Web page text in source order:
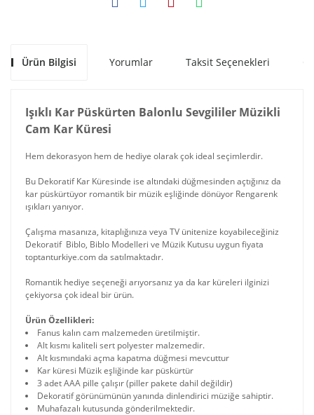
Ürün Bilgisi Yorumlar Taksit Seçenekleri
Işıklı Kar Püskürten Balonlu Sevgililer Müzikli
Cam Kar Küresi
Hem dekorasyon hem de hediye olarak çok ideal seçimlerdir.
Bu Dekoratif Kar Küresinde ise altındaki düğmesinden açtığınız da
kar püskürtüyor romantik bir müzik eşliğinde dönüyor Rengarenk
ışıkları yanıyor.
Çalışma masanıza, kitaplığınıza veya TV ünitenize koyabileceğiniz
Dekoratif Biblo, Biblo Modelleri ve Müzik Kutusu uygun fiyata
toptanturkiye.com da satılmaktadır.
Romantik hediye seçeneği arıyorsanız ya da kar küreleri ilginizi
çekiyorsa çok ideal bir ürün.
Ürün Özellikleri:
Fanus kalın cam malzemeden üretilmiştir.
Alt kısmı kaliteli sert polyester malzemedir.
Alt kısmındaki açma kapatma düğmesi mevcuttur
Kar küresi Müzik eşliğinde kar püskürtür
3 adet AAA pille çalışır (piller pakete dahil değildir)
Dekoratif görünümünün yanında dinlendirici müziğe sahiptir.
Muhafazalı kutusunda gönderilmektedir.